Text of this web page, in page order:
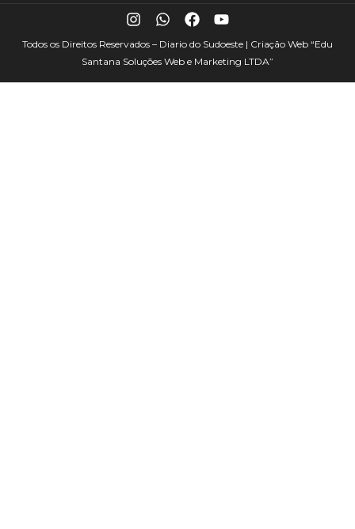
Todos os Direitos Reservados – Diario do Sudoeste | Criação Web “Edu
Santana Soluções Web e Marketing LTDA”